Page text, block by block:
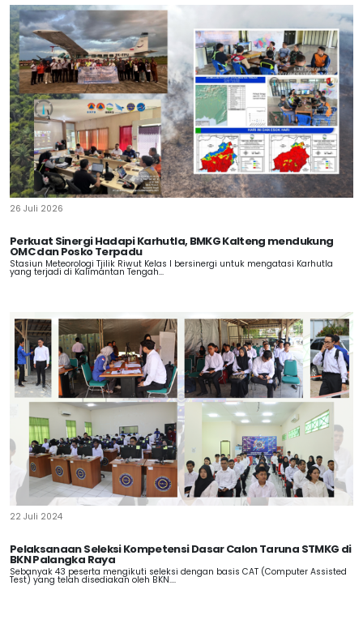
26 Juli 2026
Perkuat Sinergi Hadapi Karhutla, BMKG Kalteng mendukung
OMC dan Posko Terpadu
Stasiun Meteorologi Tjilik Riwut Kelas I bersinergi untuk mengatasi Karhutla
yang terjadi di Kalimantan Tengah...
22 Juli 2024
Pelaksanaan Seleksi Kompetensi Dasar Calon Taruna STMKG di
BKN Palangka Raya
Sebanyak 43 peserta mengikuti seleksi dengan basis CAT (Computer Assisted
Test) yang telah disediakan oleh BKN....